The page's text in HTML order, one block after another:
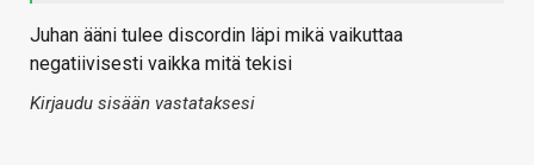
Juhan ääni tulee discordin läpi mikä vaikuttaa
negatiivisesti vaikka mitä tekisi
Kirjaudu sisään vastataksesi